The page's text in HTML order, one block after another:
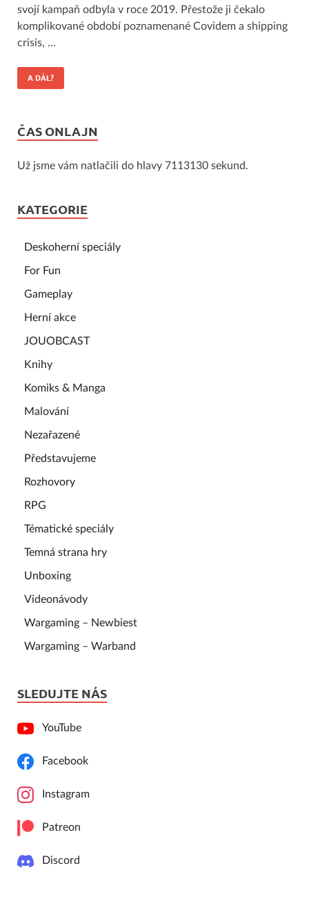
svojí kampaň odbyla v roce 2019. Přestože ji čekalo
komplikované období poznamenané Covidem a shipping
crisis, …
A DÁL?
ČAS ONLAJN
Už jsme vám natlačili do hlavy 7113130 sekund.
KATEGORIE
Deskoherní speciály
For Fun
Gameplay
Herní akce
JOUOBCAST
Knihy
Komiks & Manga
Malování
Nezařazené
Představujeme
Rozhovory
RPG
Tématické speciály
Temná strana hry
Unboxing
Videonávody
Wargaming – Newbiest
Wargaming – Warband
SLEDUJTE NÁS
YouTube
Facebook
Instagram
Patreon
Discord